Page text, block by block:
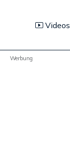
Videos
Werbung